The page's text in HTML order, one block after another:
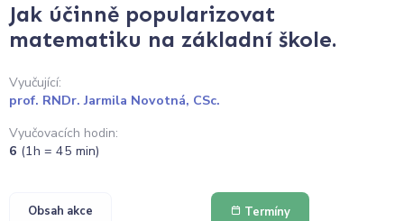
Jak účinně popularizovat
matematiku na základní škole.
Vyučující:
prof. RNDr. Jarmila Novotná, CSc.
Vyučovacích hodin:
6 (1h = 45 min)
Obsah akce Termíny